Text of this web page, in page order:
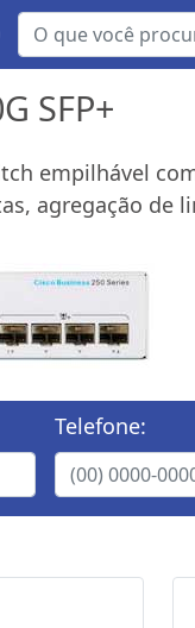
SFP+
empilhável
agregação de
Telefone: